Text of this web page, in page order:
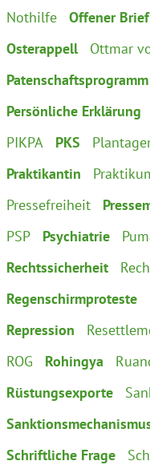
Nothilfe
Offener Brief
Osterappell
Ottmar
Patenschaftsprogramm
Persönliche Erklärung
PIKPA
PKS
Praktikantin
Pressefreiheit
PSP
Psychiatrie
Rechtssicherheit
Regenschirmproteste
Repression
ROG
Rohingya
Rüstungsexporte
Schriftliche Frage